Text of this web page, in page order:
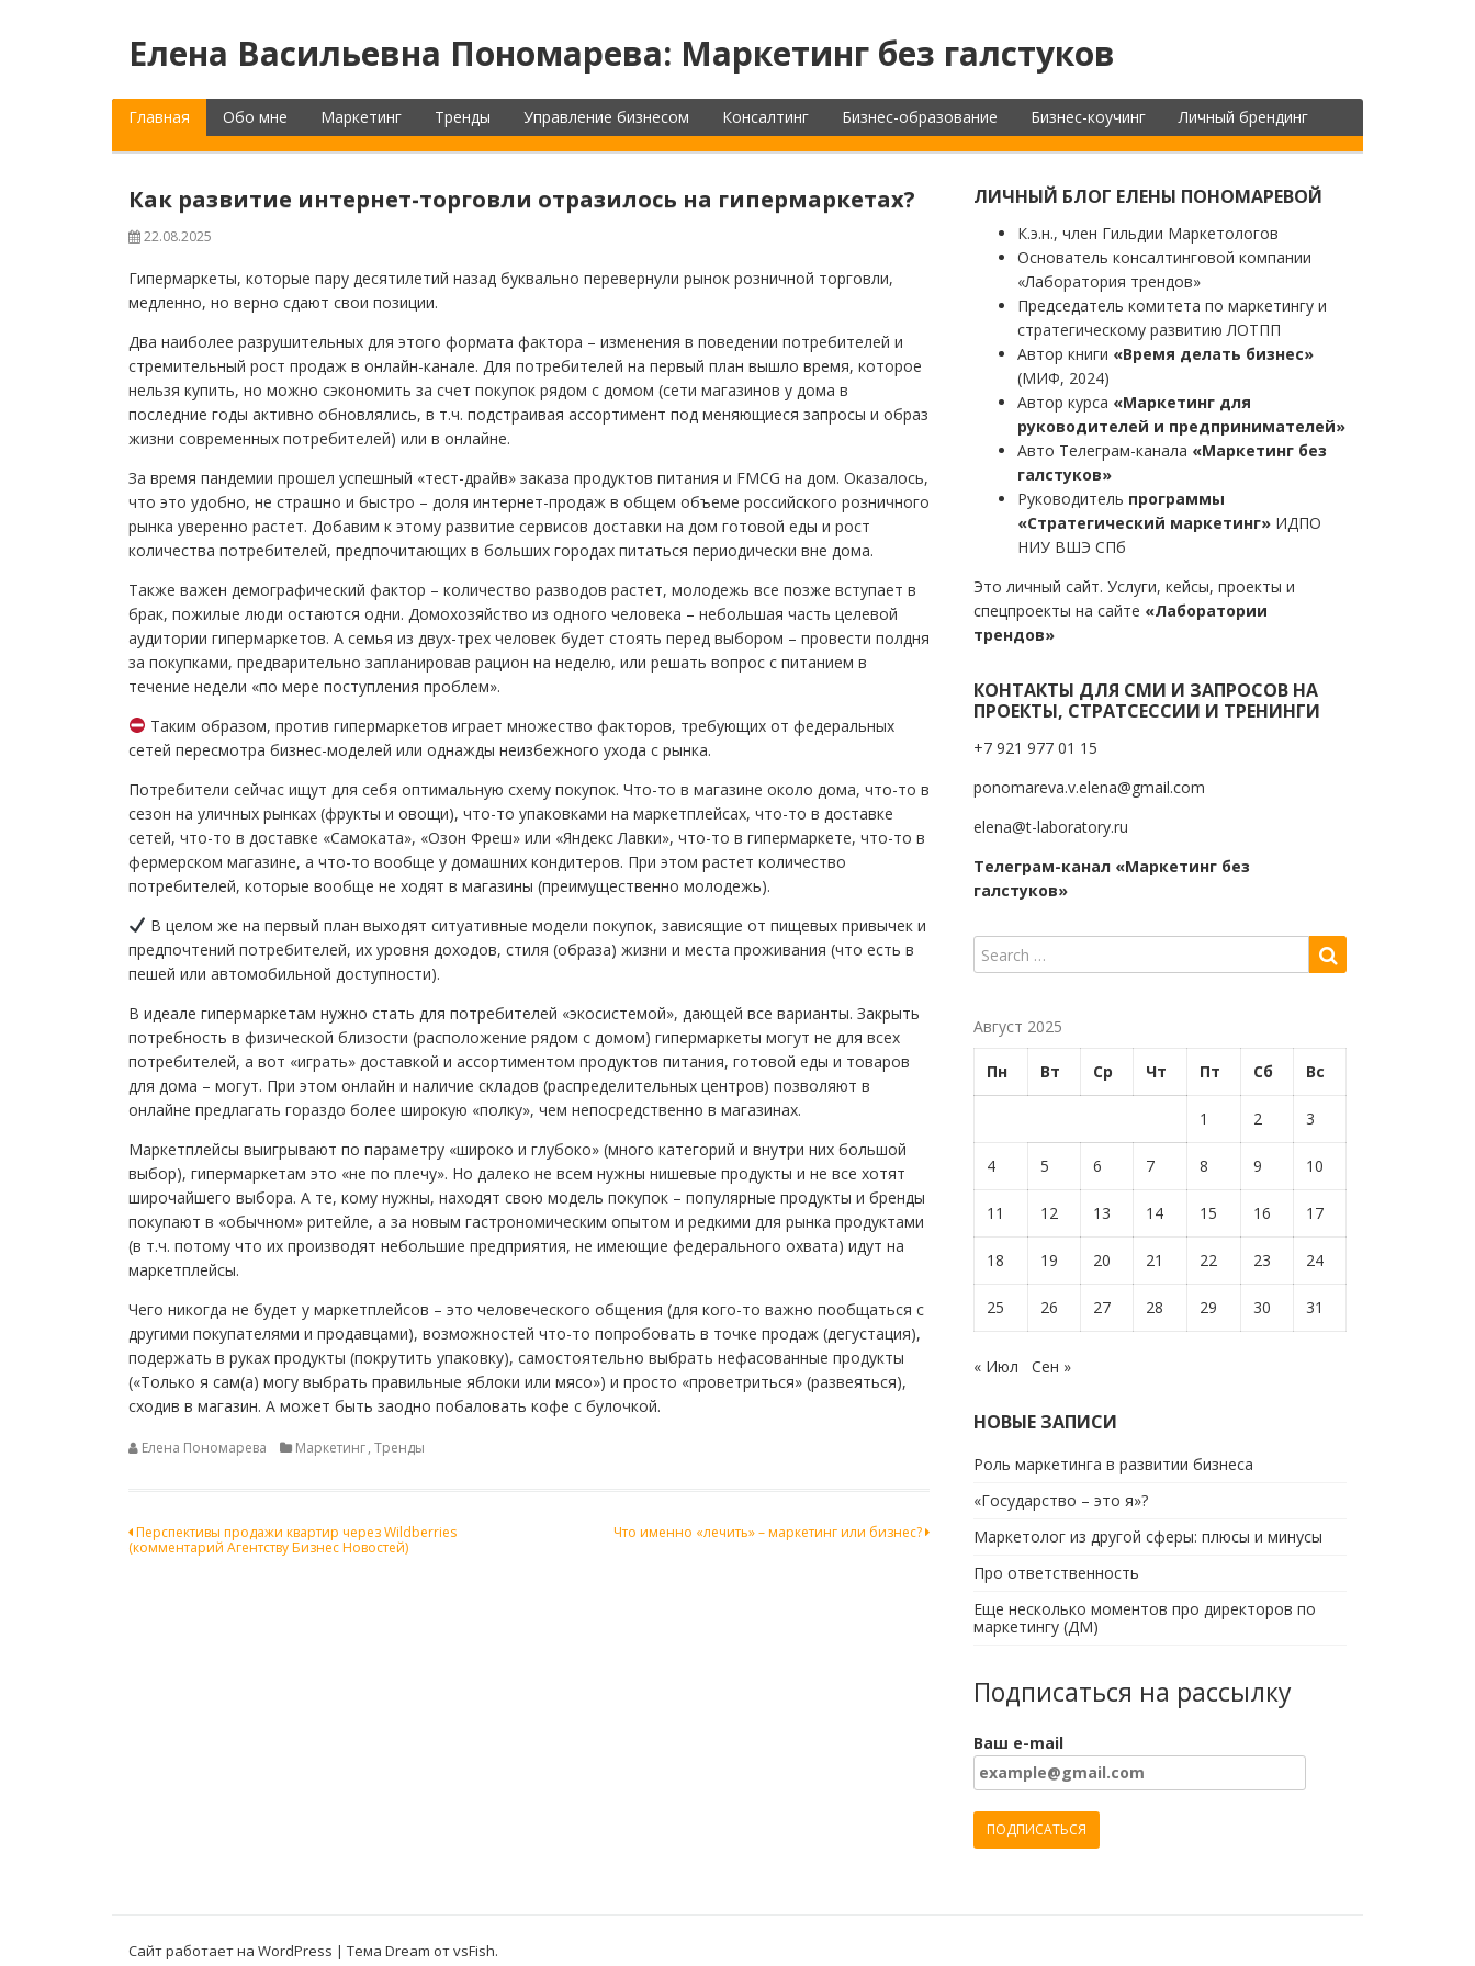
Елена Васильевна Пономарева: Маркетинг без галстуков
Главная Обо мне Маркетинг Тренды Управление бизнесом Консалтинг Бизнес-образование Бизнес-коучинг Личный брендинг
Как развитие интернет-торговли отразилось на гипермаркетах?
22.08.2025
Гипермаркеты, которые пару десятилетий назад буквально перевернули рынок розничной торговли,
медленно, но верно сдают свои позиции.
Два наиболее разрушительных для этого формата фактора – изменения в поведении потребителей и
стремительный рост продаж в онлайн-канале. Для потребителей на первый план вышло время, которое
нельзя купить, но можно сэкономить за счет покупок рядом с домом (сети магазинов у дома в
последние годы активно обновлялись, в т.ч. подстраивая ассортимент под меняющиеся запросы и образ
жизни современных потребителей) или в онлайне.
За время пандемии прошел успешный «тест-драйв» заказа продуктов питания и FMCG на дом. Оказалось,
что это удобно, не страшно и быстро – доля интернет-продаж в общем объеме российского розничного
рынка уверенно растет. Добавим к этому развитие сервисов доставки на дом готовой еды и рост
количества потребителей, предпочитающих в больших городах питаться периодически вне дома.
Также важен демографический фактор – количество разводов растет, молодежь все позже вступает в
брак, пожилые люди остаются одни. Домохозяйство из одного человека – небольшая часть целевой
аудитории гипермаркетов. А семья из двух-трех человек будет стоять перед выбором – провести полдня
за покупками, предварительно запланировав рацион на неделю, или решать вопрос с питанием в
течение недели «по мере поступления проблем».
Таким образом, против гипермаркетов играет множество факторов, требующих от федеральных
сетей пересмотра бизнес-моделей или однажды неизбежного ухода с рынка.
Потребители сейчас ищут для себя оптимальную схему покупок. Что-то в магазине около дома, что-то в
сезон на уличных рынках (фрукты и овощи), что-то упаковками на маркетплейсах, что-то в доставке
сетей, что-то в доставке «Самоката», «Озон Фреш» или «Яндекс Лавки», что-то в гипермаркете, что-то в
фермерском магазине, а что-то вообще у домашних кондитеров. При этом растет количество
потребителей, которые вообще не ходят в магазины (преимущественно молодежь).
В целом же на первый план выходят ситуативные модели покупок, зависящие от пищевых привычек и
предпочтений потребителей, их уровня доходов, стиля (образа) жизни и места проживания (что есть в
пешей или автомобильной доступности).
В идеале гипермаркетам нужно стать для потребителей «экосистемой», дающей все варианты. Закрыть
потребность в физической близости (расположение рядом с домом) гипермаркеты могут не для всех
потребителей, а вот «играть» доставкой и ассортиментом продуктов питания, готовой еды и товаров
для дома – могут. При этом онлайн и наличие складов (распределительных центров) позволяют в
онлайне предлагать гораздо более широкую «полку», чем непосредственно в магазинах.
Маркетплейсы выигрывают по параметру «широко и глубоко» (много категорий и внутри них большой
выбор), гипермаркетам это «не по плечу». Но далеко не всем нужны нишевые продукты и не все хотят
широчайшего выбора. А те, кому нужны, находят свою модель покупок – популярные продукты и бренды
покупают в «обычном» ритейле, а за новым гастрономическим опытом и редкими для рынка продуктами
(в т.ч. потому что их производят небольшие предприятия, не имеющие федерального охвата) идут на
маркетплейсы.
Чего никогда не будет у маркетплейсов – это человеческого общения (для кого-то важно пообщаться с
другими покупателями и продавцами), возможностей что-то попробовать в точке продаж (дегустация),
подержать в руках продукты (покрутить упаковку), самостоятельно выбрать нефасованные продукты
(«Только я сам(а) могу выбрать правильные яблоки или мясо») и просто «проветриться» (развеяться),
сходив в магазин. А может быть заодно побаловать кофе с булочкой.
Елена Пономарева Маркетинг, Тренды
Навигация
Перспективы продажи квартир через Wildberries
(комментарий Агентству Бизнес Новостей)
Что именно «лечить» – маркетинг или бизнес?
ЛИЧНЫЙ БЛОГ ЕЛЕНЫ ПОНОМАРЕВОЙ
К.э.н., член Гильдии Маркетологов
Основатель консалтинговой компании
«Лаборатория трендов»
Председатель комитета по маркетингу и
стратегическому развитию ЛОТПП
Автор книги «Время делать бизнес»
(МИФ, 2024)
Автор курса «Маркетинг для
руководителей и предпринимателей»
Авто Телеграм-канала «Маркетинг без
галстуков»
Руководитель программы
«Стратегический маркетинг» ИДПО
НИУ ВШЭ СПб
Это личный сайт. Услуги, кейсы, проекты и
спецпроекты на сайте «Лаборатории
трендов»
КОНТАКТЫ ДЛЯ СМИ И ЗАПРОСОВ НА
ПРОЕКТЫ, СТРАТСЕССИИ И ТРЕНИНГИ
+7 921 977 01 15
ponomareva.v.elena@gmail.com
elena@t-laboratory.ru
Телеграм-канал «Маркетинг без
галстуков»
Август 2025
Пн Вт Ср Чт Пт Сб Вс
1 2 3
4 5 6 7 8 9 10
11 12 13 14 15 16 17
18 19 20 21 22 23 24
25 26 27 28 29 30 31
« Июл Сен »
НОВЫЕ ЗАПИСИ
Роль маркетинга в развитии бизнеса
«Государство – это я»?
Маркетолог из другой сферы: плюсы и минусы
Про ответственность
Еще несколько моментов про директоров по
маркетингу (ДМ)
Подписаться на рассылку
Ваш e-mail
Сайт работает на WordPress | Тема Dream отvsFish.